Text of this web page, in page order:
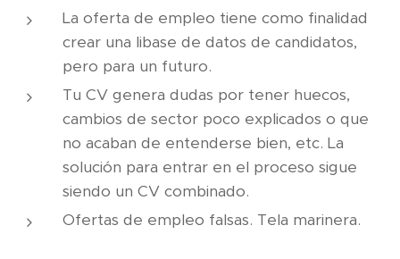
La oferta de empleo tiene como finalidad
crear una libase de datos de candidatos,
pero para un futuro.
Tu CV genera dudas por tener huecos,
cambios de sector poco explicados o que
no acaban de entenderse bien, etc. La
solución para entrar en el proceso sigue
siendo un CV combinado.
Ofertas de empleo falsas. Tela marinera.